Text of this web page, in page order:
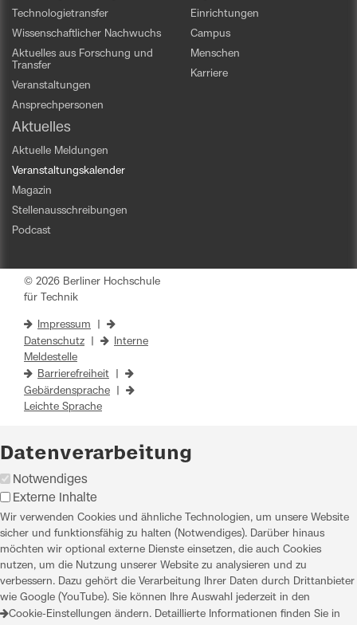
Technologietransfer
Wissenschaftlicher Nachwuchs
Aktuelles aus Forschung und
Transfer
Veranstaltungen
Ansprechpersonen
Einrichtungen
Campus
Menschen
Karriere
Aktuelles
Aktuelle Meldungen
Veranstaltungskalender
Magazin
Stellenausschreibungen
Podcast
© 2026 Berliner Hochschule
für Technik
Impressum
Datenschutz
Interne
Meldestelle
Barrierefreiheit
Gebärdensprache
Leichte Sprache
Datenverarbeitung
Notwendiges
Externe Inhalte
Wir verwenden Cookies und ähnliche Technologien, um unsere Website
sicher und funktionsfähig zu halten (Notwendiges). Darüber hinaus
möchten wir optional externe Dienste einsetzen, die auch Cookies
nutzen, um die Nutzung unserer Website zu analysieren und zu
verbessern. Dazu gehört die Verarbeitung Ihrer Daten durch Drittanbieter
wie Google (YouTube). Sie können Ihre Auswahl jederzeit in den
Cookie-Einstellungen ändern. Detaillierte Informationen finden Sie in